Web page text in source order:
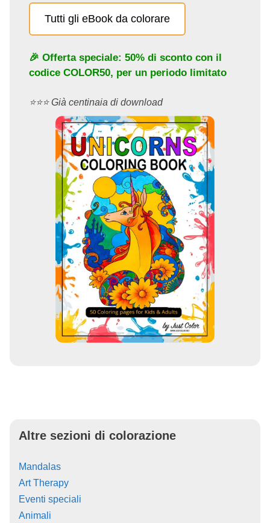
Tutti gli eBook da colorare
🎉 Offerta speciale: 50% di sconto con il
codice COLOR50, per un periodo limitato
⭐️⭐️⭐️ Già centinaia di download
Altre sezioni di colorazione
Mandalas
Art Therapy
Eventi speciali
Animali